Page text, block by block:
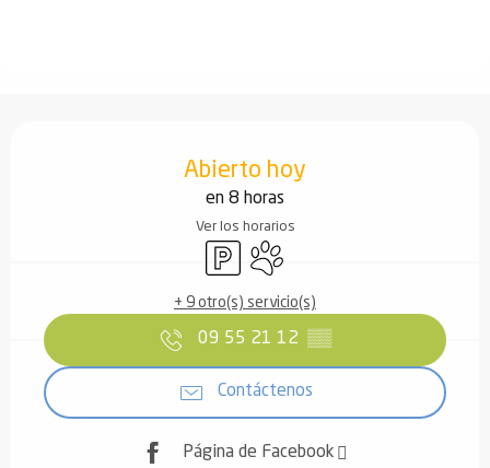
Abierto hoy
en 8 horas
Ver los horarios
AparcamientoSe aceptan animales
+ 9 otro(s) servicio(s)
09 55 21 12 ▒▒
Contáctenos
Página de Facebook